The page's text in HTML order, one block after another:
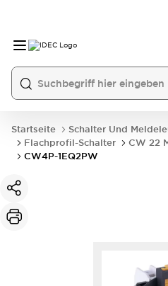
Startseite Schalter Und
Flachprofil-Schalter
CW 22
CW4P-1EQ2PW